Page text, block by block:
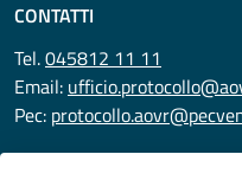
CONTATTI
Tel.045812 11 11
Email:
Pec: